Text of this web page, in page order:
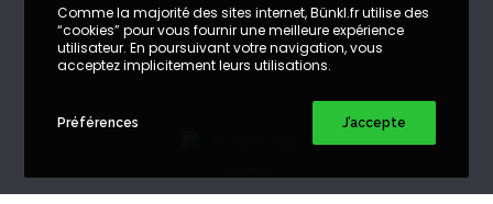
21 juillet 2026
Comme la majorité des sites internet, Bünkl.fr utilise des
“cookies” pour vous fournir une meilleure expérience
utilisateur. En poursuivant votre navigation, vous
acceptez implicitement leurs utilisations.
Préférences J’accepte